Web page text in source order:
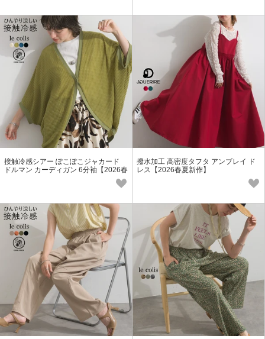
接触冷感シアー ぽこぽこジャカード
ドルマン カーディガン 6分袖【2026春
撥水加工 高密度タフタ アンブレイ ド
レス【2026春夏新作】